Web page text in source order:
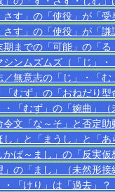
す」の「使役」が「
す」の「使役」が「
までの「可能」の「
ンムズムズ（「じ」
無意志の「じ」・「
むず」の「おねだり
「むず」の「婉曲」
文「な～そ」と否定
」と「まうし」と「
ば～まし」の「反実
の「まし」（未然形
「けり」は「過去」